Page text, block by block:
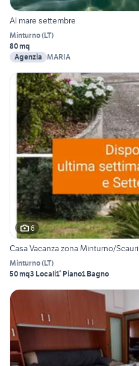
Al mare settembre
Minturno(LT)
80 mq
Agenzia MARIA
6
Casa Vacanza zona Minturno/Scauri
Minturno(LT)
50 mq3 Locali1° Piano1 Bagno